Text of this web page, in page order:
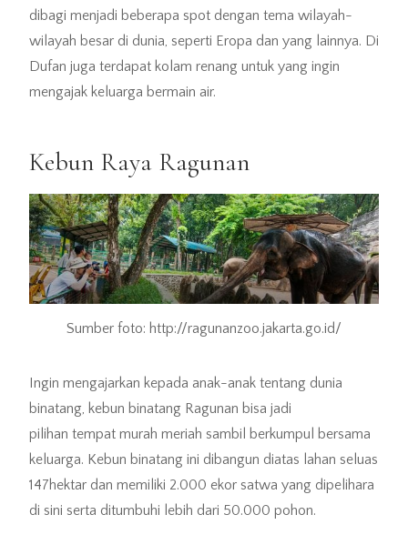
dibagi menjadi beberapa spot dengan tema wilayah-
wilayah besar di dunia, seperti Eropa dan yang lainnya. Di
Dufan juga terdapat kolam renang untuk yang ingin
mengajak keluarga bermain air.
Kebun Raya Ragunan
Sumber foto: http://ragunanzoo.jakarta.go.id/
Ingin mengajarkan kepada anak-anak tentang dunia
binatang, kebun binatang Ragunan bisa jadi
pilihan tempat murah meriah sambil berkumpul bersama
keluarga. Kebun binatang ini dibangun diatas lahan seluas
147hektar dan memiliki 2.000 ekor satwa yang dipelihara
di sini serta ditumbuhi lebih dari 50.000 pohon.